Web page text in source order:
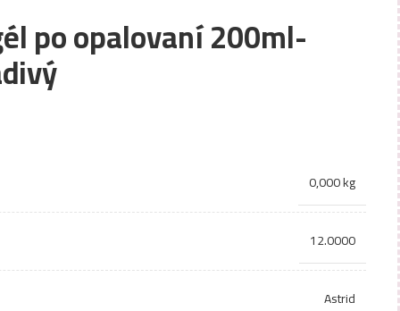
po opalovaní 200ml-
0,000 kg
12.0000
Astrid